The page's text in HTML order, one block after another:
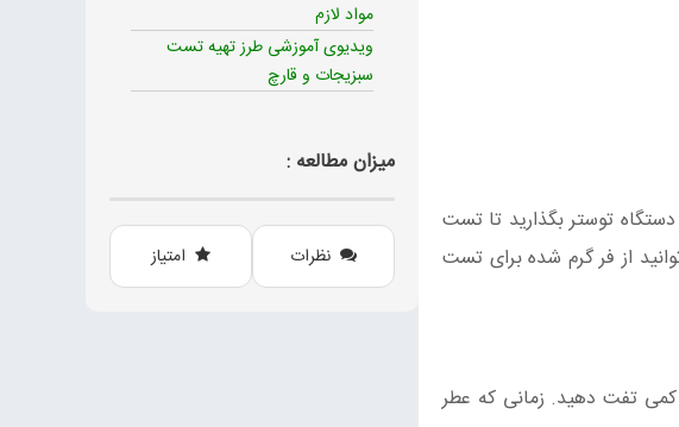
2 سانتیمتری برش بزنید و داخل دستگاه توستر بگذارید تا تست
از فر گرم شده برای تست
کمی تفت دهید. زمانی که عطر
مواد لازم
ویدیوی آموزشی طرز تهیه تست
سبزیجات و قارچ
میزان مطالعه :
نظرات امتیاز